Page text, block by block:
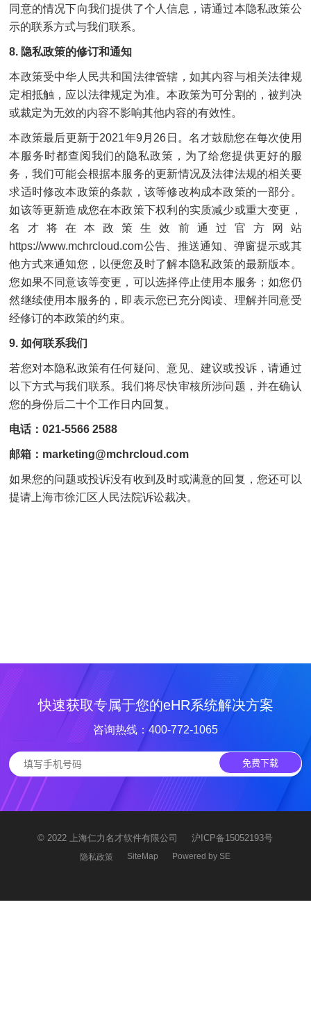
同意的情况下向我们提供了个人信息，请通过本隐私政策公
示的联系方式与我们联系。
8. 隐私政策的修订和通知
本政策受中华人民共和国法律管辖，如其内容与相关法律规
定相抵触，应以法律规定为准。本政策为可分割的，被判决
或裁定为无效的内容不影响其他内容的有效性。
本政策最后更新于2021年9月26日。名才鼓励您在每次使用
本服务时都查阅我们的隐私政策，为了给您提供更好的服
务，我们可能会根据本服务的更新情况及法律法规的相关要
求适时修改本政策的条款，该等修改构成本政策的一部分。
如该等更新造成您在本政策下权利的实质减少或重大变更，
名才将在本政策生效前通过官方网站
https://www.mchrcloud.com公告、推送通知、弹窗提示或其
他方式来通知您，以便您及时了解本隐私政策的最新版本。
您如果不同意该等变更，可以选择停止使用本服务；如您仍
然继续使用本服务的，即表示您已充分阅读、理解并同意受
经修订的本政策的约束。
9. 如何联系我们
若您对本隐私政策有任何疑问、意见、建议或投诉，请通过
以下方式与我们联系。我们将尽快审核所涉问题，并在确认
您的身份后二十个工作日内回复。
电话：021-5566 2588
邮箱：marketing@mchrcloud.com
如果您的问题或投诉没有收到及时或满意的回复，您还可以
提请上海市徐汇区人民法院诉讼裁决。
快速获取专属于您的eHR系统解决方案
咨询热线：400-772-1065
免费下载
© 2022 上海仁力名才软件有限公司 沪ICP备15052193号
隐私政策 SiteMap Powered by SE